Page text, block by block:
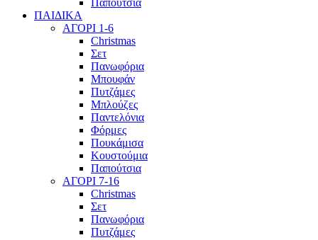
Παπούτσια
ΠΑΙΔΙΚΑ
ΑΓΟΡΙ 1-6
Christmas
Σετ
Πανωφόρια
Μπουφάν
Πυτζάμες
Μπλούζες
Παντελόνια
Φόρμες
Πουκάμισα
Κουστούμια
Παπούτσια
ΑΓΟΡΙ 7-16
Christmas
Σετ
Πανωφόρια
Πυτζάμες